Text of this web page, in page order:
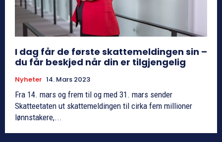
I dag får de første skattemeldingen sin –
du får beskjed når din er tilgjengelig
Nyheter 14. Mars 2023
Fra 14. mars og frem til og med 31. mars sender
Skatteetaten ut skattemeldingen til cirka fem millioner
lønnstakere,...